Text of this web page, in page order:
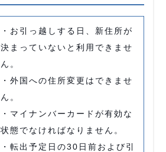
・お引っ越しする日、新住所が
決まっていないと利用できませ
ん。
・外国への住所変更はできませ
ん。
・マイナンバーカードが有効な
状態でなければなりません。
・転出予定日の30日前および引